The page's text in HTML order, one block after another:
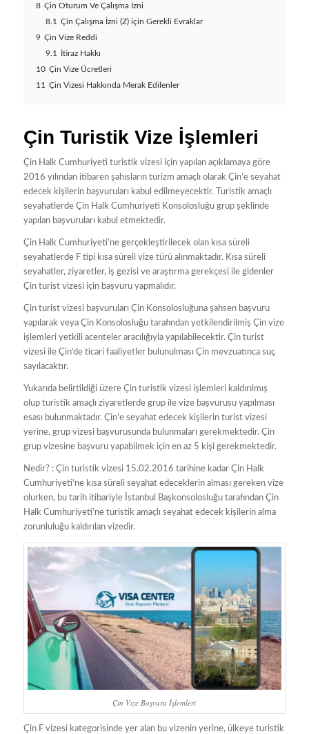
8 Çin Oturum Ve Çalışma İzni
8.1 Çin Çalışma İzni (Z) için Gerekli Evraklar
9 Çin Vize Reddi
9.1 İtiraz Hakkı
10 Çin Vize Ücretleri
11 Çin Vizesi Hakkında Merak Edilenler
Çin Turistik Vize İşlemleri
Çin Halk Cumhuriyeti turistik vizesi için yapılan açıklamaya göre
2016 yılından itibaren şahısların turizm amaçlı olarak Çin’e seyahat
edecek kişilerin başvuruları kabul edilmeyecektir. Turistik amaçlı
seyahatlerde Çin Halk Cumhuriyeti Konsolosluğu grup şeklinde
yapılan başvuruları kabul etmektedir.
Çin Halk Cumhuriyeti’ne gerçekleştirilecek olan kısa süreli
seyahatlerde F tipi kısa süreli vize türü alınmaktadır. Kısa süreli
seyahatler, ziyaretler, iş gezisi ve araştırma gerekçesi ile gidenler
Çin turist vizesi için başvuru yapmalıdır.
Çin turist vizesi başvuruları Çin Konsolosluğuna şahsen başvuru
yapılarak veya Çin Konsolosluğu tarafından yetkilendirilmiş Çin vize
işlemleri yetkili acenteler aracılığıyla yapılabilecektir. Çin turist
vizesi ile Çin’de ticari faaliyetler bulunulması Çin mevzuatınca suç
sayılacaktır.
Yukarıda belirtildiği üzere Çin turistik vizesi işlemleri kaldırılmış
olup turistik amaçlı ziyaretlerde grup ile vize başvurusu yapılması
esası bulunmaktadır. Çin’e seyahat edecek kişilerin turist vizesi
yerine, grup vizesi başvurusunda bulunmaları gerekmektedir. Çin
grup vizesine başvuru yapabilmek için en az 5 kişi gerekmektedir.
Nedir? : Çin turistik vizesi 15.02.2016 tarihine kadar Çin Halk
Cumhuriyeti’ne kısa süreli seyahat edeceklerin alması gereken vize
olurken, bu tarih itibariyle İstanbul Başkonsolosluğu tarafından Çin
Halk Cumhuriyeti’ne turistik amaçlı seyahat edecek kişilerin alma
zorunluluğu kaldırılan vizedir.
Çin Vize Başvuru İşlemleri
Çin F vizesi kategorisinde yer alan bu vizenin yerine, ülkeye turistik